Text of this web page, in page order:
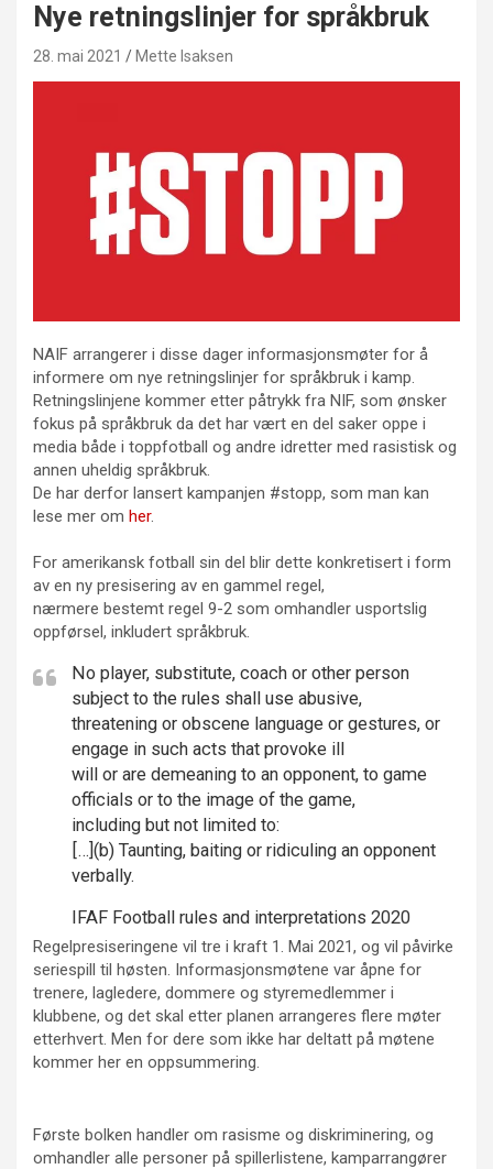
Nye retningslinjer for språkbruk
28. mai 2021 Mette Isaksen
NAIF arrangerer i disse dager informasjonsmøter for å
informere om nye retningslinjer for språkbruk i kamp.
Retningslinjene kommer etter påtrykk fra NIF, som ønsker
fokus på språkbruk da det har vært en del saker oppe i
media både i toppfotball og andre idretter med rasistisk og
annen uheldig språkbruk.
De har derfor lansert kampanjen #stopp, som man kan
lese mer om her.
For amerikansk fotball sin del blir dette konkretisert i form
av en ny presisering av en gammel regel,
nærmere bestemt regel 9-2 som omhandler usportslig
oppførsel, inkludert språkbruk.
No player, substitute, coach or other person
subject to the rules shall use abusive,
threatening or obscene language or gestures, or
engage in such acts that provoke ill
will or are demeaning to an opponent, to game
officials or to the image of the game,
including but not limited to:
[…](b) Taunting, baiting or ridiculing an opponent
verbally.
IFAF Football rules and interpretations 2020
Regelpresiseringene vil tre i kraft 1. Mai 2021, og vil påvirke
seriespill til høsten. Informasjonsmøtene var åpne for
trenere, lagledere, dommere og styremedlemmer i
klubbene, og det skal etter planen arrangeres flere møter
etterhvert. Men for dere som ikke har deltatt på møtene
kommer her en oppsummering.
Første bolken handler om rasisme og diskriminering, og
omhandler alle personer på spillerlistene, kamparrangører